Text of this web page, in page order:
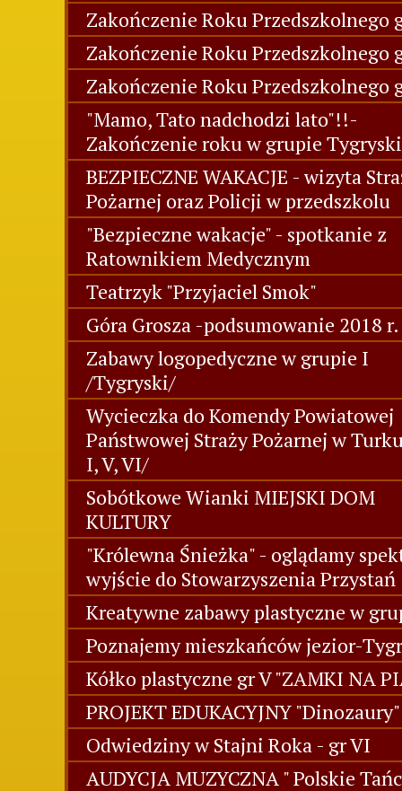
Zakończenie Roku Przedszkolnego
Zakończenie Roku Przedszkolnego
Zakończenie Roku Przedszkolnego
"Mamo, Tato nadchodzi lato"!!-
Zakończenie roku w grupie Tygryski
BEZPIECZNE WAKACJE - wizyta
Pożarnej oraz Policji w przedszkolu
"Bezpieczne wakacje" - spotkanie z
Ratownikiem Medycznym
Teatrzyk "Przyjaciel Smok"
Góra Grosza -podsumowanie 2018 r.
Zabawy logopedyczne w grupie I
/Tygryski/
Wycieczka do Komendy Powiatowej
Państwowej Straży Pożarnej w
I, V, VI/
Sobótkowe Wianki MIEJSKI DOM
KULTURY
"Królewna Śnieżka" - oglądamy
wyjście do Stowarzyszenia Przystań
Kreatywne zabawy plastyczne w
Poznajemy mieszkańców jezior-
Kółko plastyczne gr V "ZAMKI NA
PROJEKT EDUKACYJNY
Odwiedziny w Stajni Roka - gr VI
AUDYCJA MUZYCZNA " Polskie